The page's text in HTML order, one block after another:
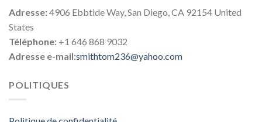
Adresse:4906 Ebbtide Way, San Diego, CA 92154 United
States
Téléphone: +1 646 868 9032
Adresse e-mail:smithtom236@yahoo.com
POLITIQUES